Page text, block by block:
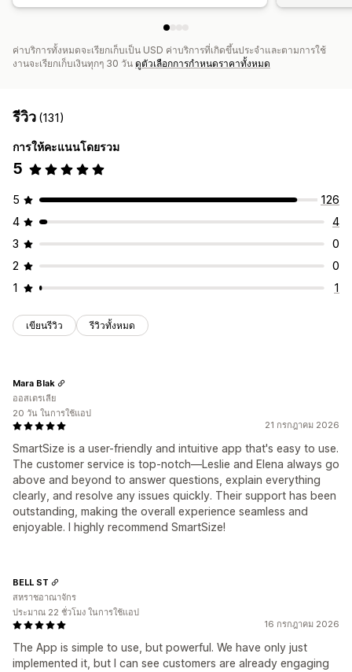
ค่าบริการทั้งหมดจะเรียกเก็บเป็น USD ค่าบริการที่เกิดขึ้นประจำและตามการใช้
งานจะเรียกเก็บเงินทุกๆ 30 วัน ดูตัวเลือกการกำหนดราคาทั้งหมด
รีวิว (131)
การให้คะแนนโดยรวม
5
5
126
4
4
3
0
2
0
1
1
เขียนรีวิว รีวิวทั้งหมด
21 กรกฎาคม 2026
SmartSize is a user-friendly and intuitive app that's easy to use.
The customer service is top-notch—Leslie and Elena always go
above and beyond to answer questions, explain everything
clearly, and resolve any issues quickly. Their support has been
outstanding, making the overall experience seamless and
enjoyable. I highly recommend SmartSize!
Mara Blak
ออสเตรเลีย
20 วัน ในการใช้แอป
16 กรกฎาคม 2026
The App is simple to use, but powerful. We have only just
implemented it, but I can see customers are already engaging
BELL ST
สหราชอาณาจักร
ประมาณ 22 ชั่วโมง ในการใช้แอป